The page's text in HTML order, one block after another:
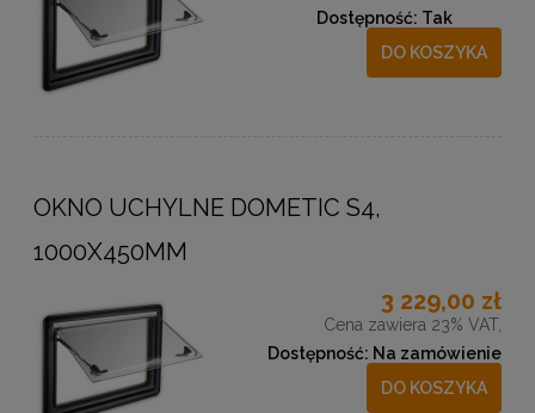
Dostępność: Tak
DO KOSZYKA
OKNO UCHYLNE DOMETIC S4,
1000X450MM
3 229,00 zł
Cena zawiera 23% VAT,
Dostępność: Na zamówienie
DO KOSZYKA